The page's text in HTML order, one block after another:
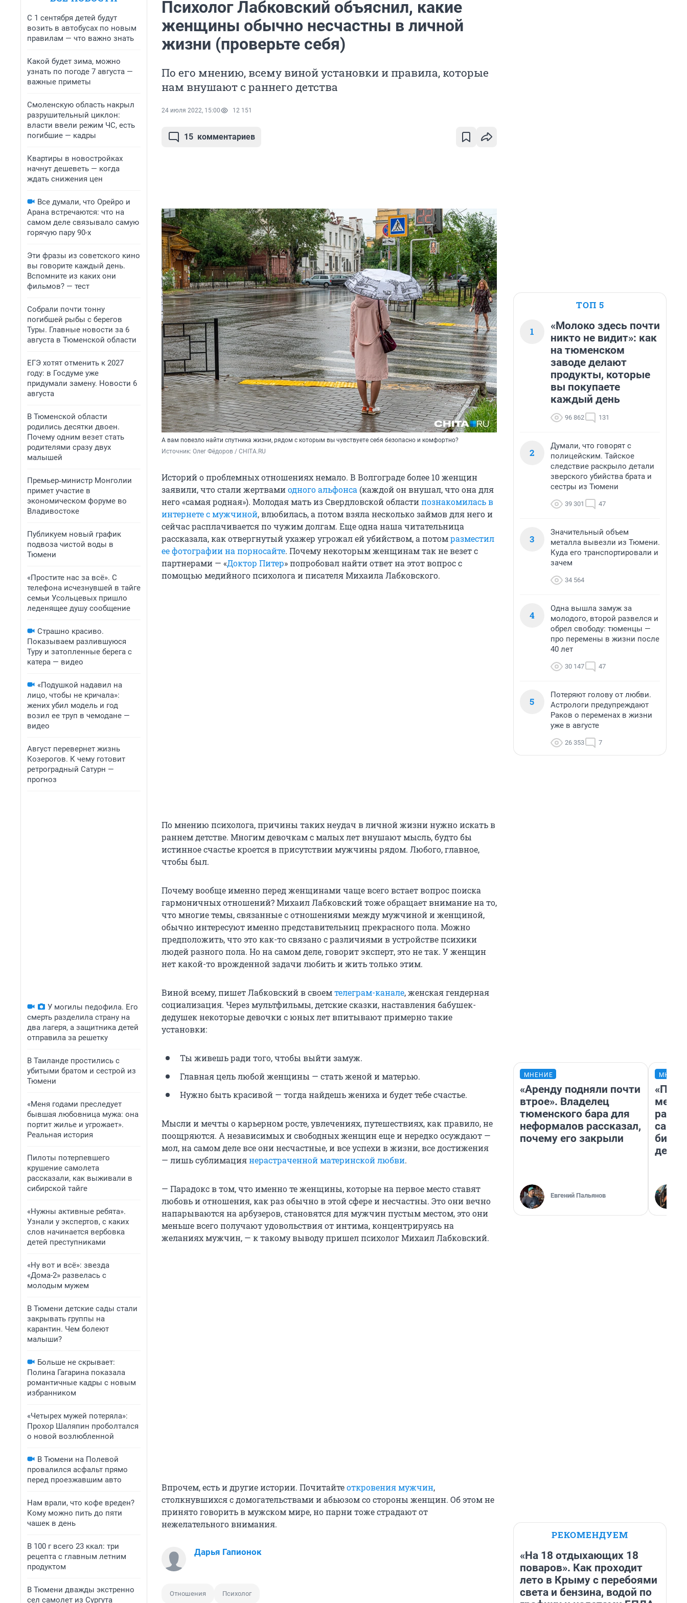
С 1 сентября детей будут
возить в автобусах по новым
правилам — что важно знать
Какой будет зима, можно
узнать по погоде 7 августа —
важные приметы
Смоленскую область накрыл
разрушительный циклон:
власти ввели режим ЧС, есть
погибшие — кадры
Квартиры в новостройках
начнут дешеветь — когда
ждать снижения цен
Все думали, что Орейро и
Арана встречаются: что на
самом деле связывало самую
горячую пару 90-х
Эти фразы из советского кино
вы говорите каждый день.
Вспомните из каких они
фильмов? — тест
Собрали почти тонну
погибшей рыбы с берегов
Туры. Главные новости за 6
августа в Тюменской области
ЕГЭ хотят отменить к 2027
году: в Госдуме уже
придумали замену. Новости 6
августа
В Тюменской области
родились десятки двоен.
Почему одним везет стать
родителями сразу двух
малышей
Премьер‑министр Монголии
примет участие в
экономическом форуме во
Владивостоке
Публикуем новый график
подвоза чистой воды в
Тюмени
«Простите нас за всё». С
телефона исчезнувшей в тайге
семьи Усольцевых пришло
леденящее душу сообщение
Страшно красиво.
Показываем разлившуюся
Туру и затопленные берега с
катера — видео
«Подушкой надавил на
лицо, чтобы не кричала»:
жених убил модель и год
возил ее труп в чемодане —
видео
Август перевернет жизнь
Козерогов. К чему готовит
ретроградный Сатурн —
прогноз
У могилы педофила. Его
смерть разделила страну на
два лагеря, а защитника детей
отправила за решетку
В Таиланде простились с
убитыми братом и сестрой из
Тюмени
«Меня годами преследует
бывшая любовница мужа: она
портит жилье и угрожает».
Реальная история
Пилоты потерпевшего
крушение самолета
рассказали, как выживали в
сибирской тайге
«Нужны активные ребята».
Узнали у экспертов, с каких
слов начинается вербовка
детей преступниками
«Ну вот и всё»: звезда
«Дома-2» развелась с
молодым мужем
В Тюмени детские сады стали
закрывать группы на
карантин. Чем болеют
малыши?
Больше не скрывает:
Полина Гагарина показала
романтичные кадры с новым
избранником
«Четырех мужей потеряла»:
Прохор Шаляпин проболтался
о новой возлюбленной
В Тюмени на Полевой
провалился асфальт прямо
перед проезжавшим авто
Нам врали, что кофе вреден?
Кому можно пить до пяти
чашек в день
В 100 г всего 23 ккал: три
рецепта с главным летним
продуктом
В Тюмени дважды экстренно
сел самолет из Сургута
Психолог Лабковский объяснил, какие
женщины обычно несчастны в личной
жизни (проверьте себя)
По его мнению, всему виной установки и правила, которые
нам внушают с раннего детства
24 июля 2022, 15:00 12 151
15 комментариев
А вам повезло найти спутника жизни, рядом с которым вы чувствуете себя безопасно и комфортно?
Источник: Олег Фёдоров / CHITA.RU
Историй о проблемных отношениях немало. В Волгограде более 10 женщин
заявили, что стали жертвамиодного альфонса (каждой он внушал, что она для
него «самая родная»). Молодая мать из Свердловской областипознакомилась в
интернете с мужчиной, влюбилась, а потом взяла несколько займов для него и
сейчас расплачивается по чужим долгам. Еще одна наша читательница
рассказала, как отвергнутый ухажер угрожал ей убийством, а потомразместил
ее фотографии на порносайте. Почему некоторым женщинам так не везет с
партнерами — «Доктор Питер» попробовал найти ответ на этот вопрос с
помощью медийного психолога и писателя Михаила Лабковского.
По мнению психолога, причины таких неудач в личной жизни нужно искать в
раннем детстве. Многим девочкам с малых лет внушают мысль, будто бы
истинное счастье кроется в присутствии мужчины рядом. Любого, главное,
чтобы был.
Почему вообще именно перед женщинами чаще всего встает вопрос поиска
гармоничных отношений? Михаил Лабковский тоже обращает внимание на то,
что многие темы, связанные с отношениями между мужчиной и женщиной,
обычно интересуют именно представительниц прекрасного пола. Можно
предположить, что это как-то связано с различиями в устройстве психики
людей разного пола. Но на самом деле, говорит эксперт, это не так. У женщин
нет какой-то врожденной задачи любить и жить только этим.
Виной всему, пишет Лабковский в своемтелеграм-канале, женская гендерная
социализация. Через мультфильмы, детские сказки, наставления бабушек-
дедушек некоторые девочки с юных лет впитывают примерно такие
установки:
Ты живешь ради того, чтобы выйти замуж.
Главная цель любой женщины — стать женой и матерью.
Нужно быть красивой — тогда найдешь жениха и будет тебе счастье.
Мысли и мечты о карьерном росте, увлечениях, путешествиях, как правило, не
поощряются. А независимых и свободных женщин еще и нередко осуждают —
мол, на самом деле все они несчастные, и все успехи в жизни, все достижения
— лишь сублимациянерастраченной материнской любви.
— Парадокс в том, что именно те женщины, которые на первое место ставят
любовь и отношения, как раз обычно в этой сфере и несчастны. Это они вечно
напарываются на арбузеров, становятся для мужчин пустым местом, это они
меньше всего получают удовольствия от интима, концентрируясь на
желаниях мужчин, — к такому выводу пришел психолог Михаил Лабковский.
Впрочем, есть и другие истории. Почитайтеоткровения мужчин,
столкнувшихся с домогательствами и абьюзом со стороны женщин. Об этом не
принято говорить в мужском мире, но парни тоже страдают от
нежелательного внимания.
Дарья Гапионок
Отношения Психолог
ТОП 5
1
«Молоко здесь почти
никто не видит»: как
на тюменском
заводе делают
продукты, которые
вы покупаете
каждый день
96 862 131
2
Думали, что говорят с
полицейским. Тайское
следствие раскрыло детали
зверского убийства брата и
сестры из Тюмени
39 301 47
3
Значительный объем
металла вывезли из Тюмени.
Куда его транспортировали и
зачем
34 564
4
Одна вышла замуж за
молодого, второй развелся и
обрел свободу: тюменцы —
про перемены в жизни после
40 лет
30 147 47
5
Потеряют голову от любви.
Астрологи предупреждают
Раков о переменах в жизни
уже в августе
26 353 7
МНЕНИЕ
«Аренду подняли почти
втрое». Владелец
тюменского бара для
неформалов рассказал,
почему его закрыли
Евгений Пальянов
РЕКОМЕНДУЕМ
«На 18 отдыхающих 18
поваров». Как проходит
лето в Крыму с перебоями
света и бензина, водой по